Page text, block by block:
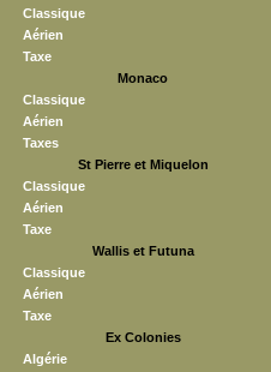
Classique
Aérien
Taxe
Monaco
Classique
Aérien
Taxes
St Pierre et Miquelon
Classique
Aérien
Taxe
Wallis et Futuna
Classique
Aérien
Taxe
Ex Colonies
Algérie